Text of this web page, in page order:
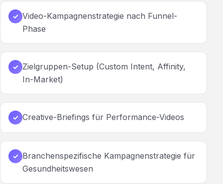
✓ Video-Kampagnenstrategie nach Funnel-
Phase
✓ Zielgruppen-Setup (Custom Intent, Affinity,
In-Market)
✓ Creative-Briefings für Performance-Videos
✓ Branchenspezifische Kampagnenstrategie für
Gesundheitswesen